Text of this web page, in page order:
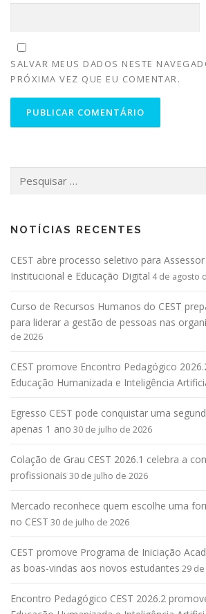
SALVAR MEUS DADOS NESTE
PRÓXIMA VEZ QUE EU COMENTAR.
NOTÍCIAS RECENTES
CEST abre processo seletivo para
Institucional e Educação Digital 4 de agosto
Curso de Recursos Humanos do CEST
para liderar a gestão de pessoas nas
de 2026
CEST promove Encontro Pedagógico
Educação Humanizada e Inteligência
Egresso CEST pode conquistar uma
apenas 1 ano 30 de julho de 2026
Colação de Grau CEST 2026.1 celebra a
profissionais 30 de julho de 2026
Mercado reconhece quem escolhe uma
no CEST 30 de julho de 2026
CEST promove Programa de Iniciação
as boas-vindas aos novos estudantes 29
Encontro Pedagógico CEST 2026.2